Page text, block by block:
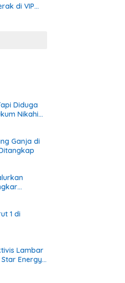
di VIP
Diduga
Nikahi
Ganja di
1 di
Lambar
Energy: